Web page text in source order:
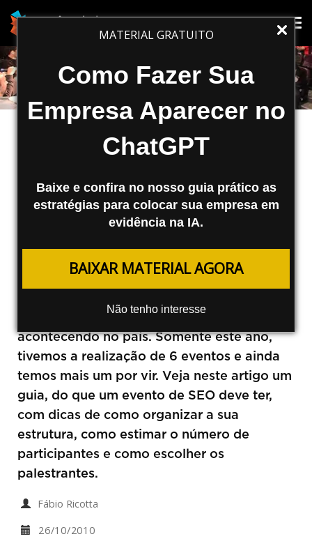
MATERIAL GRATUITO
Como Fazer Sua
Empresa Aparecer no
ChatGPT
Baixe e confira no nosso guia prático as
estratégias para colocar sua empresa em
evidência na IA.
BAIXAR MATERIAL AGORA
Não tenho interesse
Guia para Fazer um Evento de SEO
acontecendo no país. Somente este ano,
tivemos a realização de 6 eventos e ainda
temos mais um por vir. Veja neste artigo um
guia, do que um evento de SEO deve ter,
com dicas de como organizar a sua
estrutura, como estimar o número de
participantes e como escolher os
palestrantes.
Fábio Ricotta
26/10/2010